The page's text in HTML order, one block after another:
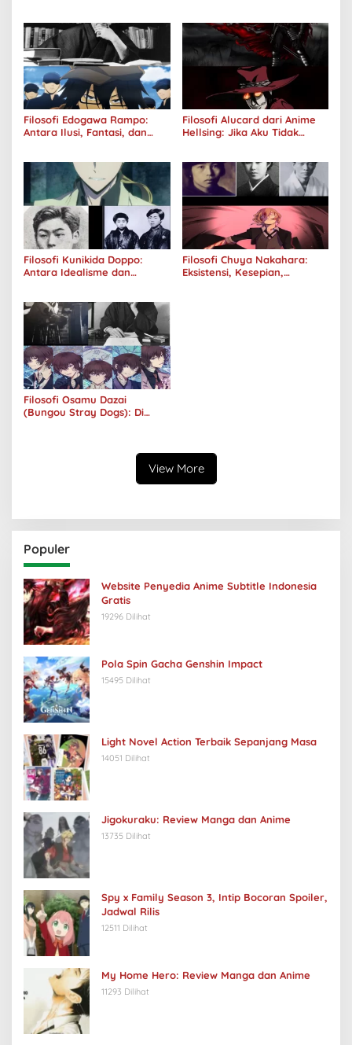
Filosofi Edogawa Rampo:
Antara Ilusi, Fantasi, dan
Filosofi Alucard dari Anime
Hellsing: Jika Aku Tidak
Filosofi Kunikida Doppo:
Antara Idealisme dan
Filosofi Chuya Nakahara:
Eksistensi, Kesepian,
Filosofi Osamu Dazai
(Bungou Stray Dogs): Di
View More
Populer
Website Penyedia Anime Subtitle Indonesia
Gratis
19296 Dilihat
Pola Spin Gacha Genshin Impact
15495 Dilihat
Light Novel Action Terbaik Sepanjang Masa
14051 Dilihat
Jigokuraku: Review Manga dan Anime
13735 Dilihat
Spy x Family Season 3, Intip Bocoran Spoiler,
Jadwal Rilis
12511 Dilihat
My Home Hero: Review Manga dan Anime
11293 Dilihat